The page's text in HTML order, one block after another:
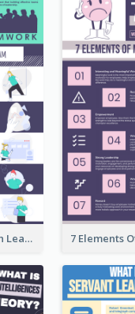
5 Most Common Leadership Styles Infographic